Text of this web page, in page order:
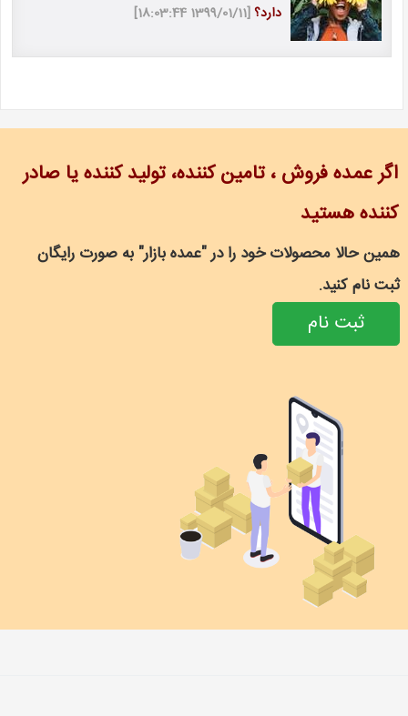
دارد؟[1399/01/11 18:03:44]
اگر عمده فروش ، تامین کننده، تولید کننده یا صادر
کننده هستید
همین حالا محصولات خود را در "عمده بازار" به صورت رایگان
ثبت نام کنید.
ثبت نام